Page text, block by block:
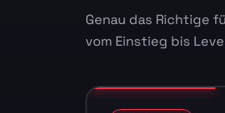
Genau das Richtige
vom Einstieg bis